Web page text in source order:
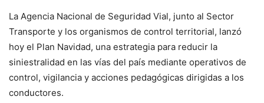
La Agencia Nacional de Seguridad Vial, junto al Sector
Transporte y los organismos de control territorial, lanzó
hoy el Plan Navidad, una estrategia para reducir la
siniestralidad en las vías del país mediante operativos de
control, vigilancia y acciones pedagógicas dirigidas a los
conductores.